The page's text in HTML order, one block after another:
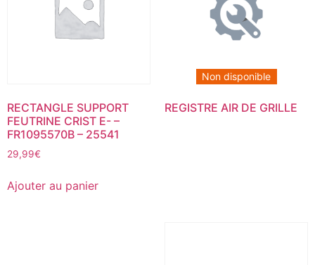
RECTANGLE SUPPORT
FEUTRINE CRIST E- –
FR1095570B – 25541
29,99€
Ajouter au panier
Non disponible
REGISTRE AIR DE GRILLE